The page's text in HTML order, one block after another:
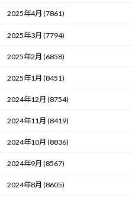
2025年4月 (7861)
2025年3月 (7794)
2025年2月 (6858)
2025年1月 (8451)
2024年12月 (8754)
2024年11月 (8419)
2024年10月 (8836)
2024年9月 (8567)
2024年8月 (8605)